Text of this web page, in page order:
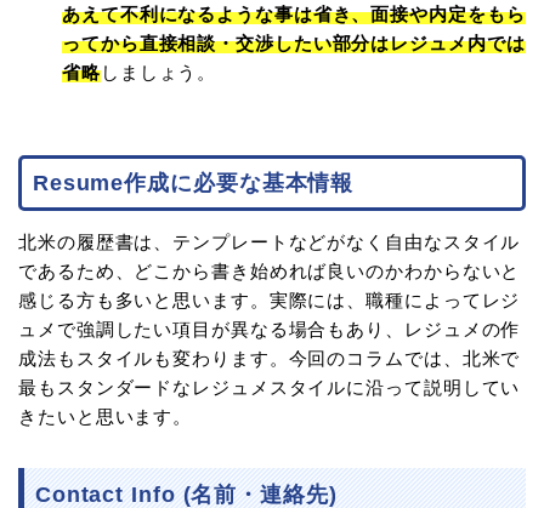
あえて不利になるような事は省き、面接や内定をもら
ってから直接相談・交渉したい部分はレジュメ内では
省略しましょう。
Resume作成に必要な基本情報
北米の履歴書は、テンプレートなどがなく自由なスタイル
であるため、どこから書き始めれば良いのかわからないと
感じる方も多いと思います。実際には、職種によってレジ
ュメで強調したい項目が異なる場合もあり、レジュメの作
成法もスタイルも変わります。今回のコラムでは、北米で
最もスタンダードなレジュメスタイルに沿って説明してい
きたいと思います。
Contact Info (名前・連絡先)